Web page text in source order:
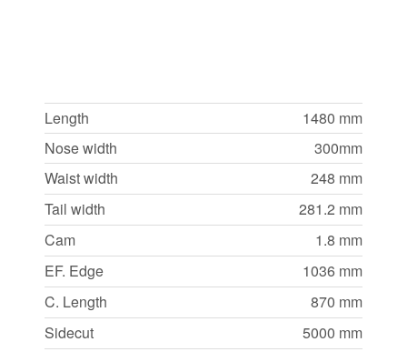
Length
1480 mm
Nose width
300mm
Waist width
248 mm
Tail width
281.2 mm
Cam
1.8 mm
EF. Edge
1036 mm
C. Length
870 mm
Sidecut
5000 mm